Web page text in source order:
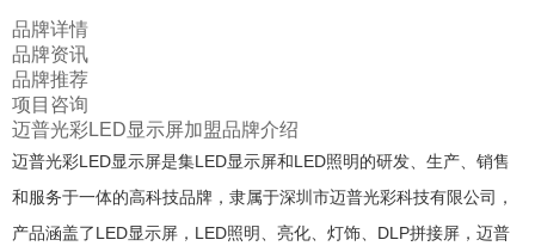
品牌详情
品牌资讯
品牌推荐
项目咨询
迈普光彩LED显示屏加盟品牌介绍
迈普光彩LED显示屏是集LED显示屏和LED照明的研发、生产、销售
和服务于一体的高科技品牌，隶属于深圳市迈普光彩科技有限公司，
产品涵盖了LED显示屏，LED照明、亮化、灯饰、DLP拼接屏，迈普